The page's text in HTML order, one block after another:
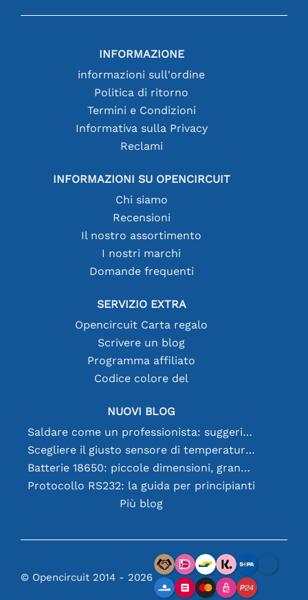
INFORMAZIONE
informazioni sull'ordine
Politica di ritorno
Termini e Condizioni
Informativa sulla Privacy
Reclami
INFORMAZIONI SU OPENCIRCUIT
Chi siamo
Recensioni
Il nostro assortimento
I nostri marchi
Domande frequenti
SERVIZIO EXTRA
Opencircuit Carta regalo
Scrivere un blog
Programma affiliato
Codice colore del
NUOVI BLOG
Saldare come un professionista: suggerimenti per connessioni elettroniche perfette
Scegliere il giusto sensore di temperatura [youtube]
Batterie 18650: piccole dimensioni, grandi prestazioni
Protocollo RS232: la guida per principianti
Più blog
© Opencircuit 2014 - 2026